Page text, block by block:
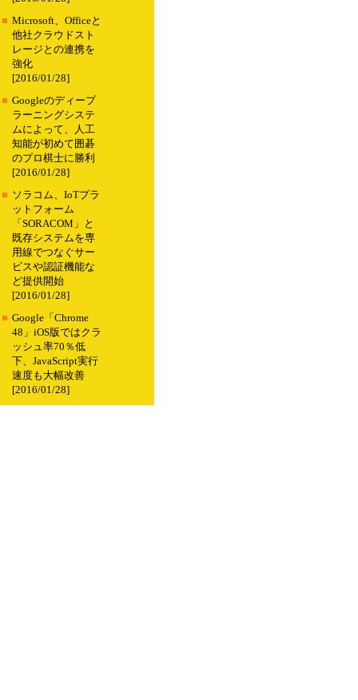
■ Microsoft、Officeと
他社クラウドスト
レージとの連携を
強化
[2016/01/28]
■ Googleのディープ
ラーニングシステ
ムによって、人工
知能が初めて囲碁
のプロ棋士に勝利
[2016/01/28]
■ ソラコム、IoTプラ
ットフォーム
「SORACOM」と
既存システムを専
用線でつなぐサー
ビスや認証機能な
ど提供開始
[2016/01/28]
■ Google「Chrome
48」iOS版ではクラ
ッシュ率70％低
下、JavaScript実行
速度も大幅改善
[2016/01/28]